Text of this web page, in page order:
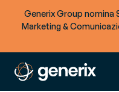
Generix Group nomina
Marketing &